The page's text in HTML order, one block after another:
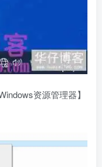
资源管理器】